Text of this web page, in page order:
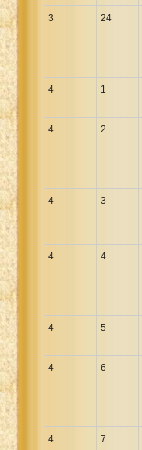
3 24
4 1
4 2
4 3
4 4
4 5
4 6
4 7